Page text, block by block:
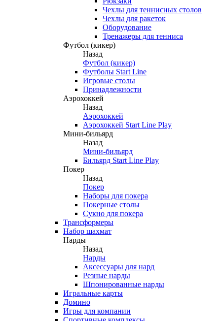
Чехлы для теннисных столов
Чехлы для ракеток
Оборудование
Тренажеры для тенниса
Футбол (кикер)
Назад
Футбол (кикер)
Футболы Start Line
Игровые столы
Принадлежности
Аэрохоккей
Назад
Аэрохоккей
Аэрохоккей Start Line Play
Мини-бильярд
Назад
Мини-бильярд
Бильярд Start Line Play
Покер
Назад
Покер
Наборы для покера
Покерные столы
Сукно для покера
Трансформеры
Набор шахмат
Нарды
Назад
Нарды
Аксессуары для нард
Резные нарды
Шпонированные нарды
Игральные карты
Домино
Игры для компании